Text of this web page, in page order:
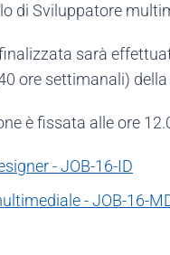
di Sviluppatore
sarà
ore settimanali)
è fissata alle ore
- JOB-16-ID
- JOB-16-